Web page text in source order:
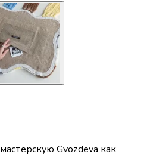
Gvozdeva как